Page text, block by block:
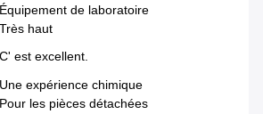
Équipement de laboratoire
Très haut
C' est excellent.
Une expérience chimique
Pour les pièces détachées